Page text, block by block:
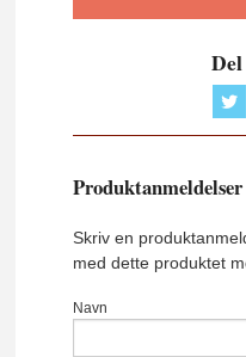
Skriv en
med dette produktet
Navn